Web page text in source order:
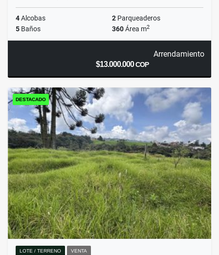
4Alcobas 2 Parqueaderos
5 Baños 360Área m2
Arrendamiento
$13.000.000COP
DESTACADO
LOTE / TERRENO VENTA